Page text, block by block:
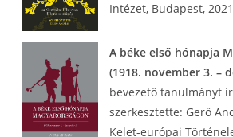
Intézet, Budapest,
A béke első hónapja
(1918. november 3. –
bevezető tanulmányt
szerkesztette: Gerő
Kelet-európai